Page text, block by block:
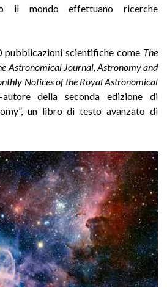
il mondo effettuano ricerche
scientifiche come The
Astronomical Journal, Astronomy and
Notices of the Royal Astronomical
della seconda edizione di
un libro di testo avanzato di